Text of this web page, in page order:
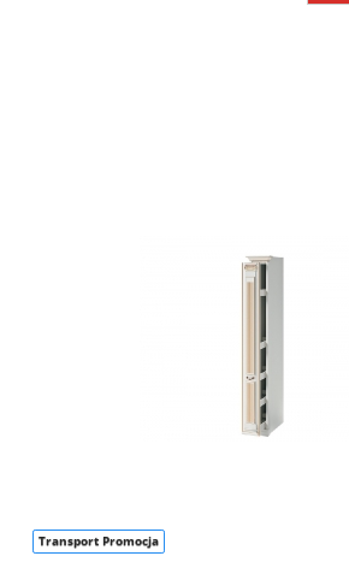
Transport Promocja